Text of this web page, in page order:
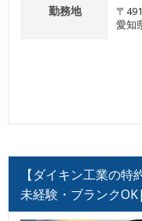
勤務地
〒
愛知
【ダイキン工業の
未経験・ブランク